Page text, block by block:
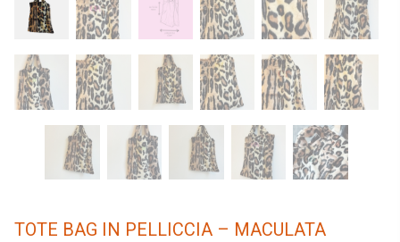
TOTE BAG IN PELLICCIA – MACULATA